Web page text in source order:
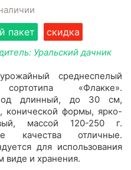
пакет скидка
Уральский дачник
среднеспелый
«Флакке».
длинный, до 30 см,
конической формы, ярко-
массой 120-250 г.
качества отличные.
для использования
виде и хранения.